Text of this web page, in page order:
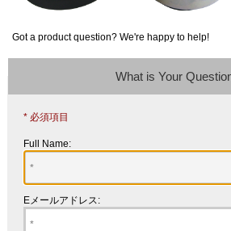
Got a product question? We're happy to help!
What is Your
* 必須項目
Full Name:
Eメールアドレス: